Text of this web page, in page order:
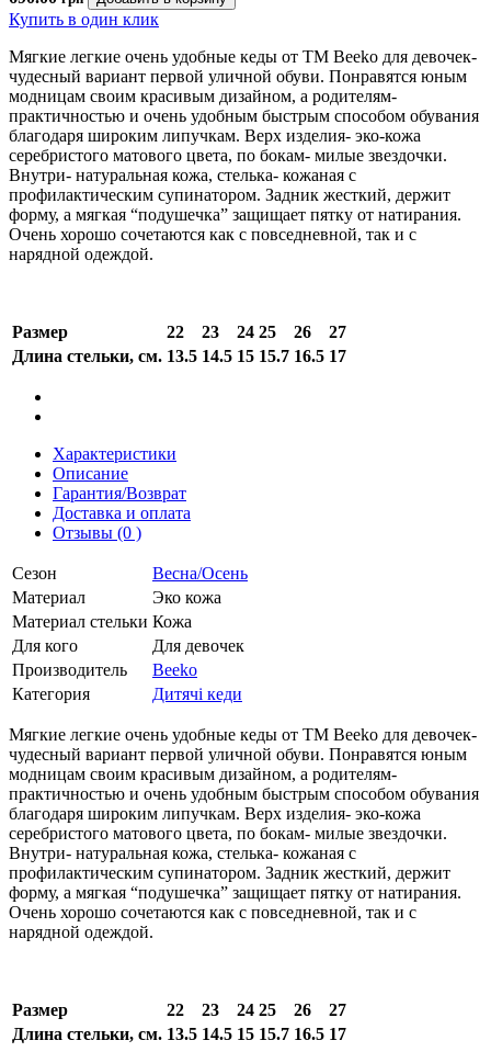
Купить в один клик
Мягкие легкие очень удобные кеды от ТМ Beeko для девочек-
чудесный вариант первой уличной обуви. Понравятся юным
модницам своим красивым дизайном, а родителям-
практичностью и очень удобным быстрым способом обувания
благодаря широким липучкам. Верх изделия- эко-кожа
серебристого матового цвета, по бокам- милые звездочки.
Внутри- натуральная кожа, стелька- кожаная с
профилактическим супинатором. Задник жесткий, держит
форму, а мягкая “подушечка” защищает пятку от натирания.
Очень хорошо сочетаются как с повседневной, так и с
нарядной одеждой.
Размер 22 23 24 25 26
27
Длина стельки, см. 13.5 14.5 15 15.7 16.5 17
Характеристики
Описание
Гарантия/Возврат
Доставка и оплата
Отзывы (0 )
Сезон
Весна/Осень
Материал
Эко кожа
Материал стельки Кожа
Для кого
Для девочек
Производитель
Beeko
Категория
Дитячі кеди
Мягкие легкие очень удобные кеды от ТМ Beeko для девочек-
чудесный вариант первой уличной обуви. Понравятся юным
модницам своим красивым дизайном, а родителям-
практичностью и очень удобным быстрым способом обувания
благодаря широким липучкам. Верх изделия- эко-кожа
серебристого матового цвета, по бокам- милые звездочки.
Внутри- натуральная кожа, стелька- кожаная с
профилактическим супинатором. Задник жесткий, держит
форму, а мягкая “подушечка” защищает пятку от натирания.
Очень хорошо сочетаются как с повседневной, так и с
нарядной одеждой.
Размер 22 23 24 25 26
27
Длина стельки, см. 13.5 14.5 15 15.7 16.5 17